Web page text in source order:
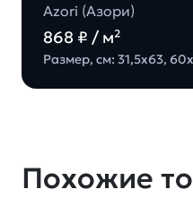
Azori (Азори)
868 ₽ / м²
Размер, см: 31,5х63,
Похожие